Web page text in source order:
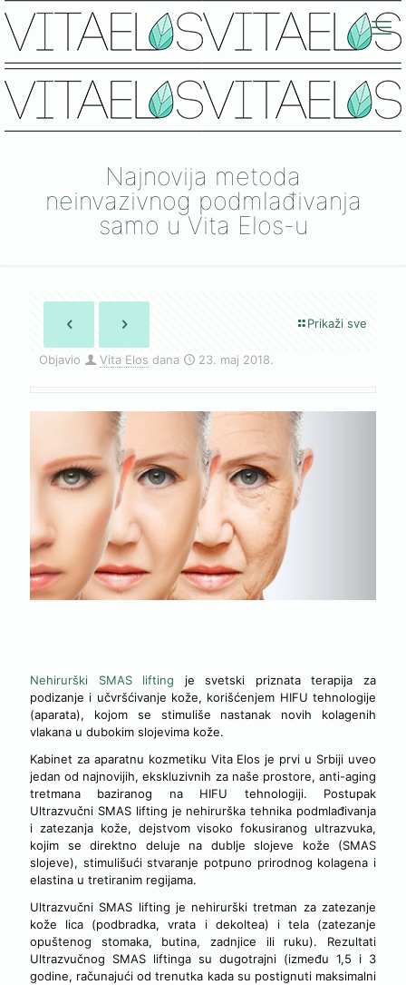
Najnovija metoda
neinvazivnog podmlađivanja
samo u Vita Elos-u
Prikaži sve
Objavio Vita Elos dana 23. maj 2018.
Nehirurški SMAS lifting je svetski priznata terapija za
podizanje i učvršćivanje kože, korišćenjem HIFU tehnologije
(aparata), kojom se stimuliše nastanak novih kolagenih
vlakana u dubokim slojevima kože.
Kabinet za aparatnu kozmetiku Vita Elos je prvi u Srbiji uveo
jedan od najnovijih, ekskluzivnih za naše prostore, anti-aging
tretmana baziranog na HIFU tehnologiji. Postupak
Ultrazvučni SMAS lifting je nehirurška tehnika podmlađivanja
i zatezanja kože, dejstvom visoko fokusiranog ultrazvuka,
kojim se direktno deluje na dublje slojeve kože (SMAS
slojeve), stimulišući stvaranje potpuno prirodnog kolagena i
elastina u tretiranim regijama.
Ultrazvučni SMAS lifting je nehirurški tretman za zatezanje
kože lica (podbradka, vrata i dekoltea) i tela (zatezanje
opuštenog stomaka, butina, zadnjice ili ruku). Rezultati
Ultrazvučnog SMAS liftinga su dugotrajni (između 1,5 i 3
godine, računajući od trenutka kada su postignuti maksimalni